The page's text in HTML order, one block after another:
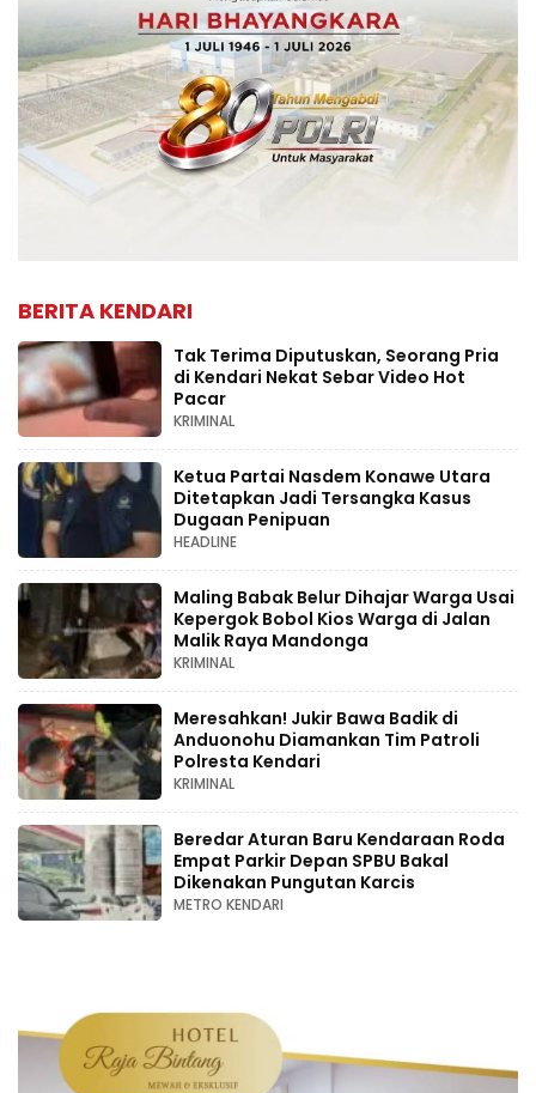
BERITA KENDARI
Tak Terima Diputuskan, Seorang Pria
di Kendari Nekat Sebar Video Hot
Pacar
KRIMINAL
Ketua Partai Nasdem Konawe Utara
Ditetapkan Jadi Tersangka Kasus
Dugaan Penipuan
HEADLINE
Maling Babak Belur Dihajar Warga Usai
Kepergok Bobol Kios Warga di Jalan
Malik Raya Mandonga
KRIMINAL
Meresahkan! Jukir Bawa Badik di
Anduonohu Diamankan Tim Patroli
Polresta Kendari
KRIMINAL
Beredar Aturan Baru Kendaraan Roda
Empat Parkir Depan SPBU Bakal
Dikenakan Pungutan Karcis
METRO KENDARI